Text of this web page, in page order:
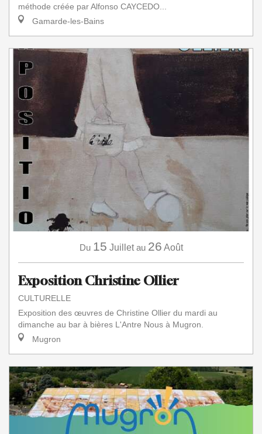
méthode créée par Alfonso CAYCEDO...
Gamarde-les-Bains
Du 15 Juillet au 26 Août
Exposition Christine Ollier
CULTURELLE
Exposition des œuvres de Christine Ollier du mardi au
dimanche au bar à bières L'Antre Nous à Mugron.
Mugron